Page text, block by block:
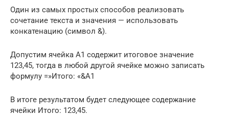
Один из самых простых способов реализовать
сочетание текста и значения — использовать
конкатенацию (символ &).
Допустим ячейка A1 содержит итоговое значение
123,45, тогда в любой другой ячейке можно записать
формулу =»Итого: «&A1
В итоге результатом будет следующее содержание
ячейки Итого: 123,45.